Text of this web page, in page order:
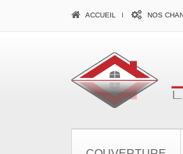
ACCUEIL NOS